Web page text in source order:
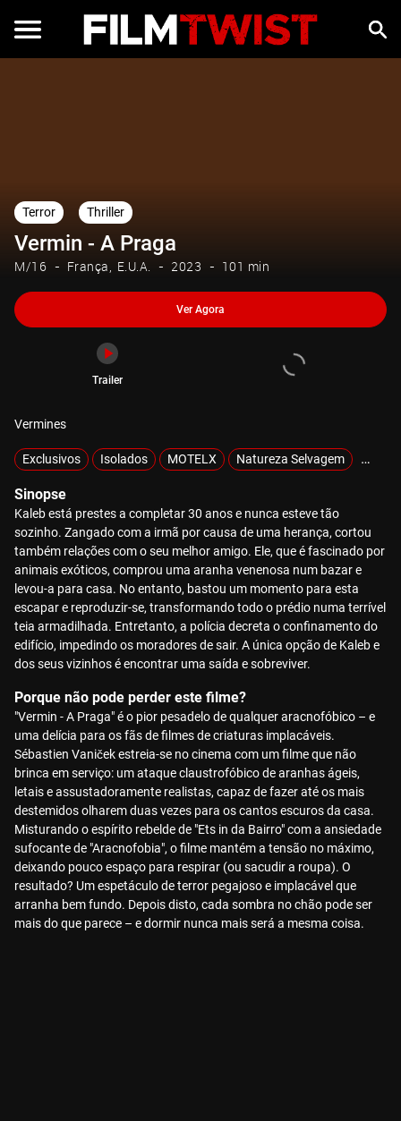
Terror Thriller
Vermin - A Praga
M/16 França E.U.A. 2023 101 min
Ver Agora
Trailer
Vermines
Exclusivos Isolados MOTELX Natureza Selvagem
Sinopse
Kaleb está prestes a completar 30 anos e nunca esteve tão
sozinho. Zangado com a irmã por causa de uma herança, cortou
também relações com o seu melhor amigo. Ele, que é fascinado por
animais exóticos, comprou uma aranha venenosa num bazar e
levou-a para casa. No entanto, bastou um momento para esta
escapar e reproduzir-se, transformando todo o prédio numa terrível
teia armadilhada. Entretanto, a polícia decreta o confinamento do
edifício, impedindo os moradores de sair. A única opção de Kaleb e
dos seus vizinhos é encontrar uma saída e sobreviver.
Porque não pode perder este filme?
"Vermin - A Praga" é o pior pesadelo de qualquer aracnofóbico – e
uma delícia para os fãs de filmes de criaturas implacáveis.
Sébastien Vaniček estreia-se no cinema com um filme que não
brinca em serviço: um ataque claustrofóbico de aranhas ágeis,
letais e assustadoramente realistas, capaz de fazer até os mais
destemidos olharem duas vezes para os cantos escuros da casa.
Misturando o espírito rebelde de "Ets in da Bairro" com a ansiedade
sufocante de "Aracnofobia", o filme mantém a tensão no máximo,
deixando pouco espaço para respirar (ou sacudir a roupa). O
resultado? Um espetáculo de terror pegajoso e implacável que
arranha bem fundo. Depois disto, cada sombra no chão pode ser
mais do que parece – e dormir nunca mais será a mesma coisa.